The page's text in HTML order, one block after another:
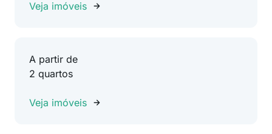
Veja imóveis
A partir de
2 quartos
Veja imóveis